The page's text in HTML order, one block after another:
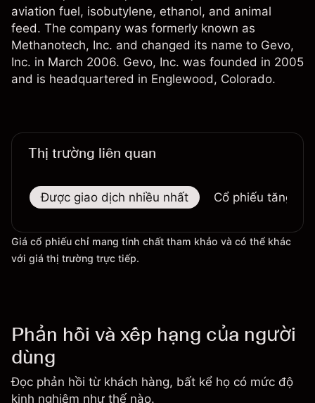
aviation fuel, isobutylene, ethanol, and animal
feed. The company was formerly known as
Methanotech, Inc. and changed its name to Gevo,
Inc. in March 2006. Gevo, Inc. was founded in 2005
and is headquartered in Englewood, Colorado.
Thị trường liên quan
Được giao dịch nhiều nhất Cổ phiếu tăng
Giá cổ phiếu chỉ mang tính chất tham khảo và có thể khác
với giá thị trường trực tiếp.
Phản hồi và xếp hạng của người
dùng
Đọc phản hồi từ khách hàng, bất kể họ có mức độ
kinh nghiệm như thế nào.